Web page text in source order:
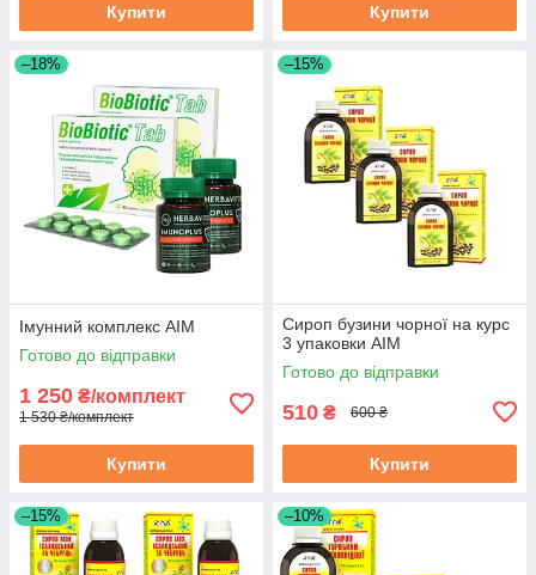
Купити Купити
–18%
Імунний комплекс АІМ
Готово до відправки
1 250 ₴/комплект
1 530 ₴/комплект
Купити
–15%
Сироп бузини чорної на курс
3 упаковки АІМ
Готово до відправки
510 ₴ 600 ₴
Купити
–15% –10%